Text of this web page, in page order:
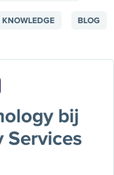
KNOWLEDGE BLOG
bij
Services